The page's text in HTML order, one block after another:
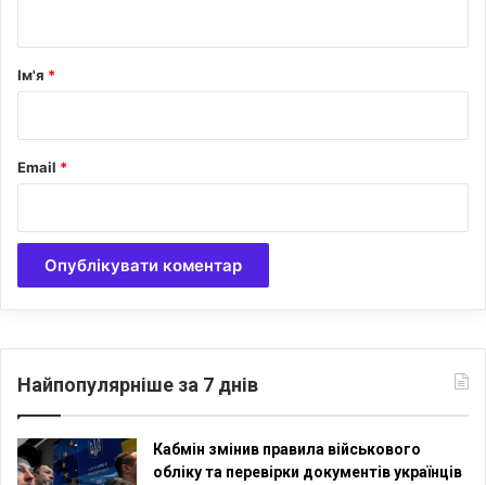
р
Ім'я *
Email *
Найпопулярніше за 7 днів
Кабмін змінив правила військового
обліку та перевірки документів українців